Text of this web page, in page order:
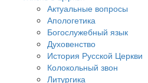
Актуальные вопросы
Апологетика
Богослужебный язык
Духовенство
История Русской Церкви
Колокольный звон
Литургика